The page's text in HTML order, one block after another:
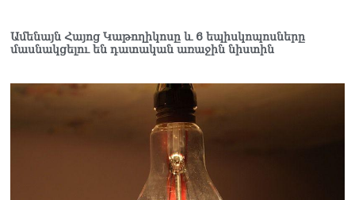
Ամենայն Հայոց Կաթողիկոսը և 6 եպիսկոպոսները
մասնակցելու են դատական առաջին նիստին